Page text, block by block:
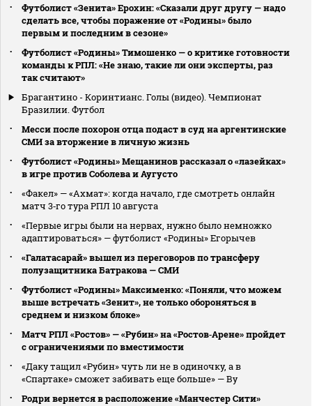
Футболист «Зенита» Ерохин: «Сказали друг другу — надо
сделать все, чтобы поражение от «Родины» было
первым и последним в сезоне»
Футболист «Родины» Тимошенко — о критике готовности
команды к РПЛ: «Не знаю, такие ли они эксперты, раз
так считают»
Брагантино - Коринтианс. Голы (видео). Чемпионат
Бразилии. Футбол
Месси после похорон отца подаст в суд на аргентинские
СМИ за вторжение в личную жизнь
Футболист «Родины» Мещанинов рассказал о «лазейках»
в игре против Соболева и Аугусто
«Факел» — «Ахмат»: когда начало, где смотреть онлайн
матч 3‑го тура РПЛ 10 августа
«Первые игры были на нервах, нужно было немножко
адаптироваться» — футболист «Родины» Егорычев
«Галатасарай» вышел из переговоров по трансферу
полузащитника Батракова — СМИ
Футболист «Родины» Максименко: «Поняли, что можем
выше встречать «Зенит», не только обороняться в
среднем и низком блоке»
Матч РПЛ «Ростов» — «Рубин» на «Ростов‑Арене» пройдет
с ограничениями по вместимости
«Даку тащил «Рубин» чуть ли не в одиночку, а в
«Спартаке» сможет забивать еще больше» — Ву
Родри вернется в расположение «Манчестер Сити»